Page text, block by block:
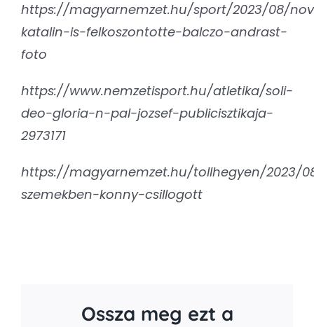
https://magyarnemzet.hu/sport/2023/08/
katalin-is-felkoszontotte-balczo-andrast-
foto
https://www.nemzetisport.hu/atletika/soli-
deo-gloria-n-pal-jozsef-publicisztikaja-
2973171
https://magyarnemzet.hu/tollhegyen/2023/
szemekben-konny-csillogott
Ossza meg ezt a